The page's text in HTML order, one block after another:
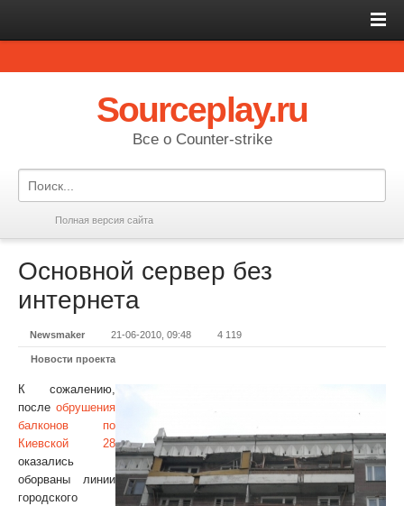
Sourceplay.ru
Все о Counter-strike
Полная версия сайта
Основной сервер без
интернета
Newsmaker 21-06-2010, 09:48 4 119
Новости проекта
К сожалению,
после обрушения
балконов по
Киевской 28
оказались
оборваны линии
городского